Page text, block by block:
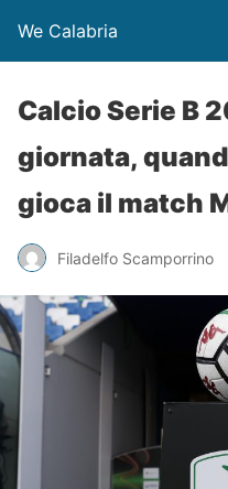
We Calabria
Calcio Serie B
giornata,
gioca il match
Filadelfo Scamporrino